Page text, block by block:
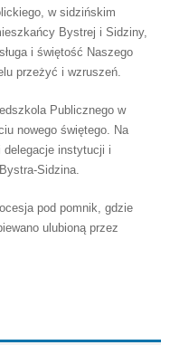
w sidzińskim
Bystrej i Sidziny,
i świętość Naszego
przeżyć i wzruszeń.
Publicznego w
nowego świętego. Na
delegacje instytucji i
Sidzina.
pod pomnik, gdzie
ulubioną przez